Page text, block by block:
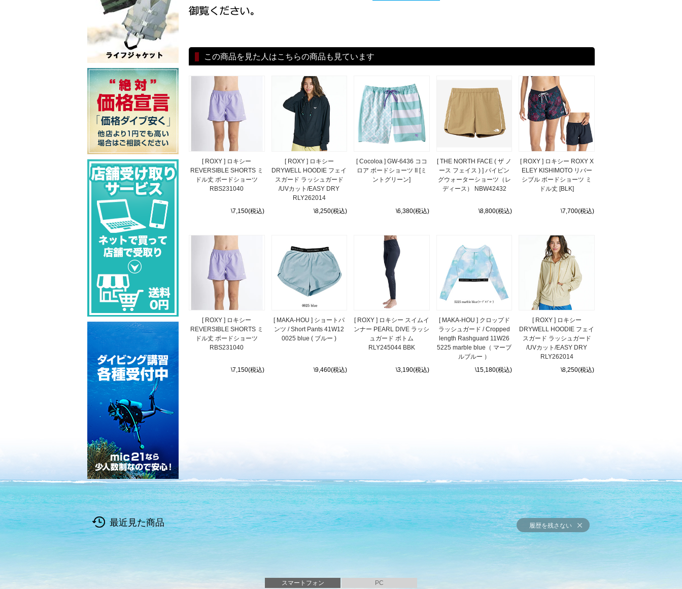
この商品を見た人はこちらの商品も見ています
[ ROXY ] ロキシー
REVERSIBLE SHORTS ミ
ドル丈 ボードショーツ
RBS231040
\7,150(税込)
[ ROXY ] ロキシー
DRYWELL HOODIE フェイ
スガード ラッシュガード
/UVカット/EASY DRY
RLY262014
\8,250(税込)
[ Cocoloa ] GW-6436 ココ
ロア ボードショーツ II [ミ
ントグリーン]
\6,380(税込)
[ THE NORTH FACE ( ザ ノ
ース フェイス ) ] パイピン
グウォーターショーツ（レ
ディース） NBW42432
\8,800(税込)
[ ROXY ] ロキシー ROXY X
ELEY KISHIMOTO リバー
シブル ボードショーツ ミ
ドル丈 [BLK]
\7,700(税込)
[ ROXY ] ロキシー
REVERSIBLE SHORTS ミ
ドル丈 ボードショーツ
RBS231040
\7,150(税込)
[ MAKA-HOU ] ショートパ
ンツ / Short Pants 41W12
0025 blue ( ブルー )
\9,460(税込)
[ ROXY ] ロキシー スイムイ
ンナー PEARL DIVE ラッシ
ュガード ボトム
RLY245044 BBK
\3,190(税込)
[ MAKA-HOU ] クロップド
ラッシュガード / Cropped
length Rashguard 11W26
5225 marble blue（ マーブ
ルブルー ）
\15,180(税込)
[ ROXY ] ロキシー
DRYWELL HOODIE フェイ
スガード ラッシュガード
/UVカット/EASY DRY
RLY262014
\8,250(税込)
最近見た商品 履歴を残さない
スマートフォン PC